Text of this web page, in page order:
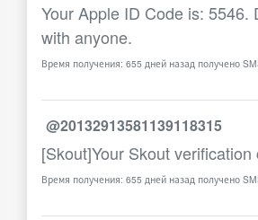
Your Apple ID Code is: 5546.
with anyone.
Время получения: 655 дней назад получено
@20132913581139118315
[Skout]Your Skout
Время получения: 655 дней назад получено